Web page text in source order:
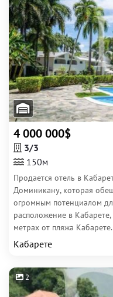
4 000 000$
3/3
150м
Продается отель в
Доминикану, которая
огромным потенциалом
расположение в
метрах от пляжа
Кабарете
2